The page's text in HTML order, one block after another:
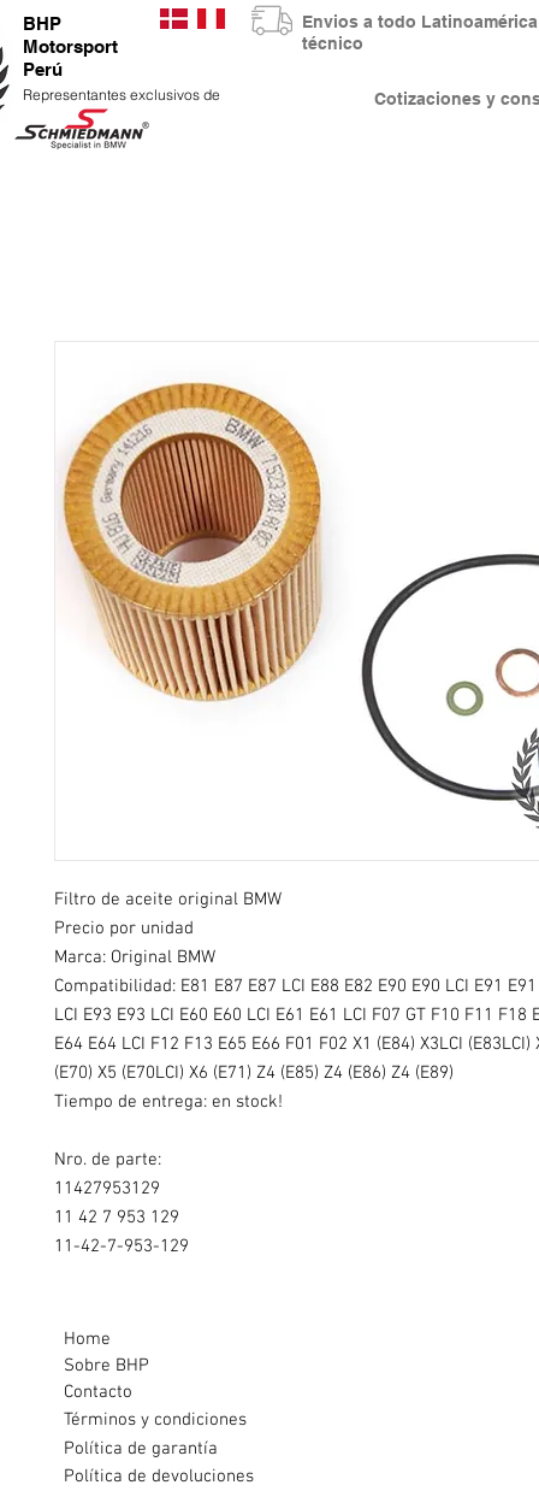
BHP
Motorsport
Perú
Representantes exclusivos de Cotizaciones y
Envios a todo
técnico
Filtro de aceite original BMW
Precio por unidad
Marca: Original BMW
Compatibilidad: E81 E87 E87 LCI E88 E82 E90 E90 LCI E91
LCI E93 E93 LCI E60 E60 LCI E61 E61 LCI F07 GT F10 F11 F18
E64 E64 LCI F12 F13 E65 E66 F01 F02 X1 (E84) X3LCI (E83LCI)
(E70) X5 (E70LCI) X6 (E71) Z4 (E85) Z4 (E86) Z4 (E89)
Tiempo de entrega: en stock!
Nro. de parte:
11427953129
11 42 7 953 129
11-42-7-953-129
Home
Sobre BHP
Contacto
Términos y condiciones
Política de garantía
Política de devoluciones